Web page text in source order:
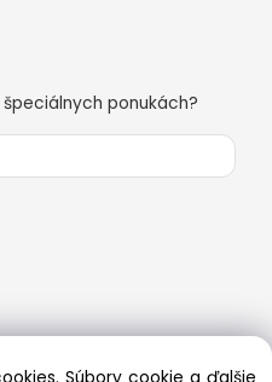
ponukách?